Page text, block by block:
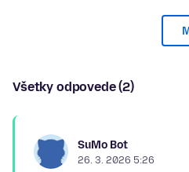
Všetky odpovede (2)
SuMo Bot
26. 3. 2026 5:26